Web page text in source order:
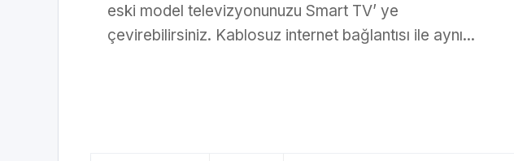
eski model televizyonunuzu Smart TV’ ye
çevirebilirsiniz. Kablosuz internet bağlantısı ile aynı...